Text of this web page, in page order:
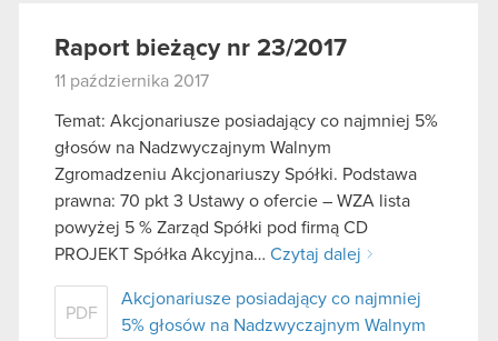
Raport bieżący nr 23/2017
11 października 2017
Temat: Akcjonariusze posiadający co najmniej 5%
głosów na Nadzwyczajnym Walnym
Zgromadzeniu Akcjonariuszy Spółki. Podstawa
prawna: 70 pkt 3 Ustawy o ofercie – WZA lista
powyżej 5 % Zarząd Spółki pod firmą CD
PROJEKT Spółka Akcyjna… Czytaj dalej
PDF
Akcjonariusze posiadający co najmniej
5% głosów na Nadzwyczajnym Walnym